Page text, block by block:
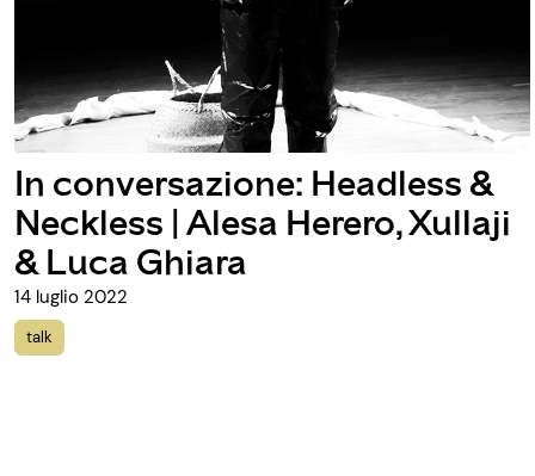
In conversazione: Headless &
Neckless | Alesa Herero, Xullaji
& Luca Ghiara
14 luglio 2022
talk